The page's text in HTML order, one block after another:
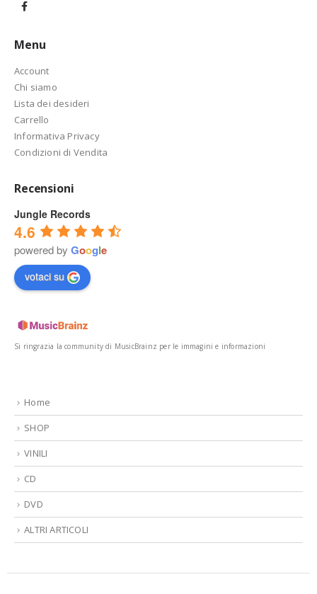
Menu
Account
Chi siamo
Lista dei desideri
Carrello
Informativa Privacy
Condizioni di Vendita
Recensioni
Jungle Records
4.6
powered by Google
votaci su
Si ringrazia la community di MusicBrainz per le immagini e informazioni
Home
SHOP
VINILI
CD
DVD
ALTRI ARTICOLI